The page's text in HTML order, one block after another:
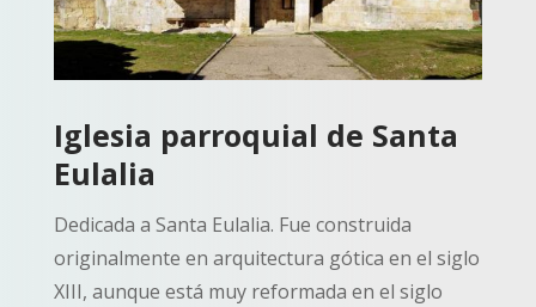
Iglesia parroquial de Santa
Eulalia
Dedicada a Santa Eulalia. Fue construida
originalmente en arquitectura gótica en el siglo
XIII, aunque está muy reformada en el siglo